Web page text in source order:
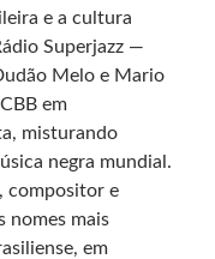
e a cultura
Superjazz —
Melo e Mario
em
misturando
negra mundial.
compositor e
nomes mais
em